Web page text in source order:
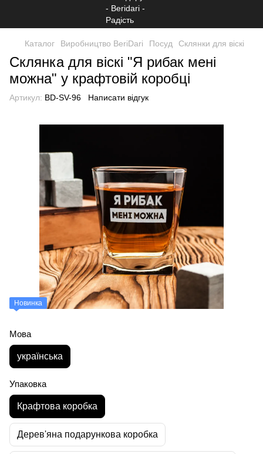
Каталог Виробництво BeriDari Посуд Склянки для віскі
Склянка для віскі "Я рибак мені
можна" у крафтовій коробці
Артикул: BD-SV-96 Написати відгук
Новинка
Мова
українська
Упаковка
Крафтова коробка
Дерев'яна подарункова коробка